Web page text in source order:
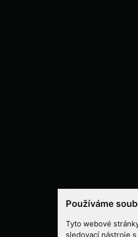
Používáme
Tyto webové
sledovací nástroje